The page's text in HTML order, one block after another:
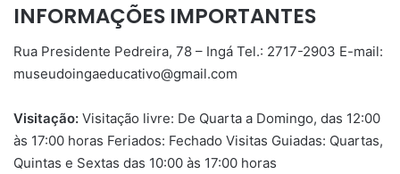
INFORMAÇÕES IMPORTANTES
Rua Presidente Pedreira, 78 – Ingá Tel.: 2717-2903 E-mail:
museudoingaeducativo@gmail.com
Visitação: Visitação livre: De Quarta a Domingo, das 12:00
às 17:00 horas Feriados: Fechado Visitas Guiadas: Quartas,
Quintas e Sextas das 10:00 às 17:00 horas